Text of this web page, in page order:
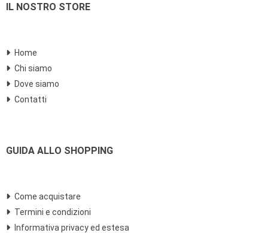
IL NOSTRO STORE
Home
Chi siamo
Dove siamo
Contatti
GUIDA ALLO SHOPPING
Come acquistare
Termini e condizioni
Informativa privacy ed estesa